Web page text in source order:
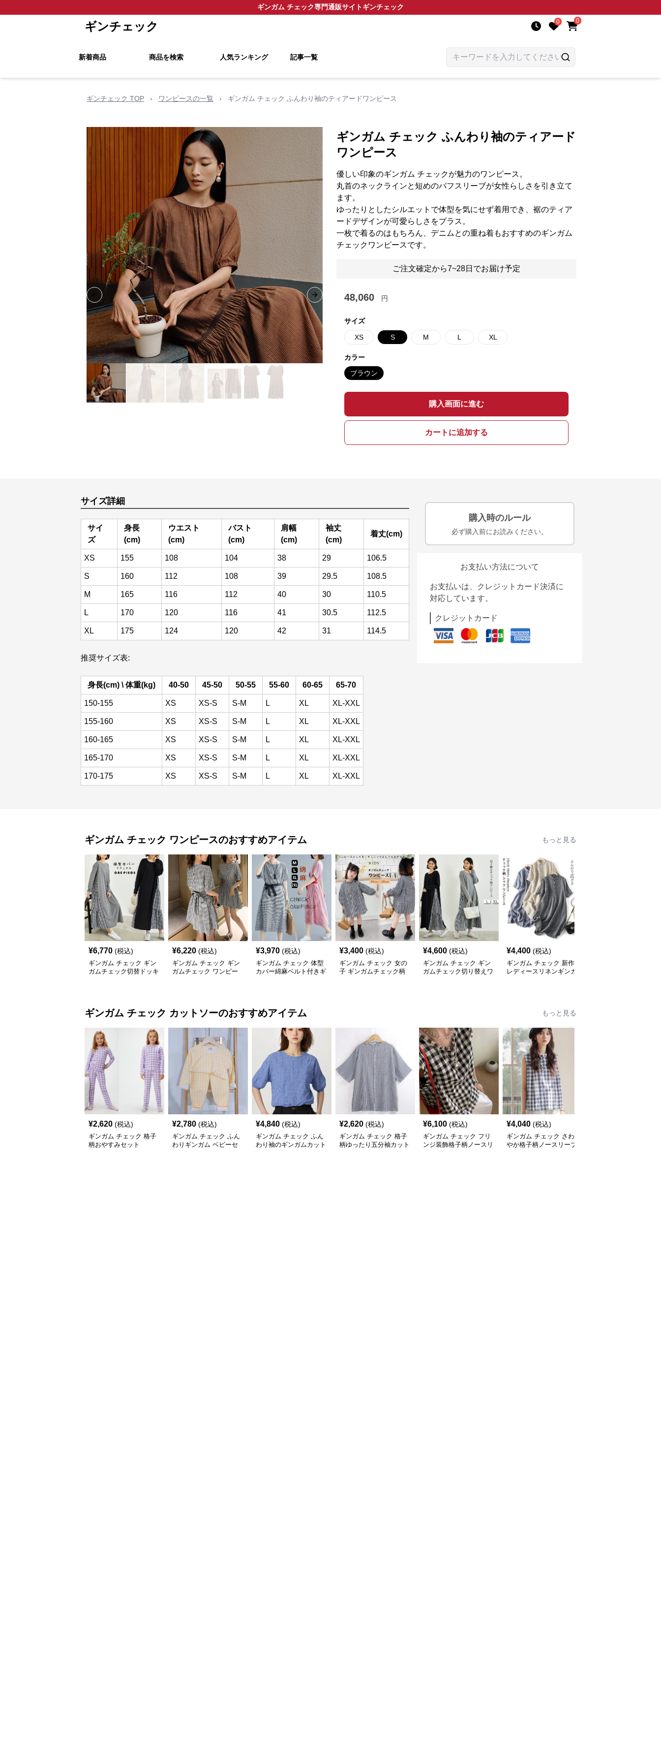
ギンガム チェック専門通販サイトギンチェック
ギンチェック 0 0
新着商品 商品を検索 人気ランキング 記事一覧
ギンチェック TOP › ワンピースの一覧 › ギンガム チェック ふんわり袖のティアードワンピース
Previous slide Next slide
ギンガム チェック ふんわり袖のティアード
ワンピース
優しい印象のギンガム チェックが魅力のワンピース。
丸首のネックラインと短めのパフスリーブが女性らしさを引き立て
ます。
ゆったりとしたシルエットで体型を気にせず着用でき、裾のティア
ードデザインが可愛らしさをプラス。
一枚で着るのはもちろん、デニムとの重ね着もおすすめのギンガム
チェックワンピースです。
ご注文確定から7~28日でお届け予定
48,060 円
サイズ
XS S M L XL
カラー
ブラウン
購入画面に進む
カートに追加する
サイズ詳細
サイ
ズ
身長
(cm)
ウエスト
(cm)
バスト
(cm)
肩幅
(cm)
袖丈
(cm)
着丈(cm)
XS 155 108 104 38 29 106.5
S 160 112 108 39 29.5 108.5
M 165 116 112 40 30 110.5
L 170 120 116 41 30.5 112.5
XL 175 124 120 42 31 114.5
推奨サイズ表:
身長(cm) \ 体重(kg) 40-50 45-50 50-55 55-60 60-65 65-70
150-155 XS XS-S S-M L XL XL-XXL
155-160 XS XS-S S-M L XL XL-XXL
160-165 XS XS-S S-M L XL XL-XXL
165-170 XS XS-S S-M L XL XL-XXL
170-175 XS XS-S S-M L XL XL-XXL
購入時のルール
必ず購入前にお読みください。
お支払い方法について
お支払いは、クレジットカード決済に
対応しています。
クレジットカード
ギンガム チェック ワンピースのおすすめアイテム もっと見る
¥6,770 (税込)
ギンガム チェック ギン
ガムチェック切替ドッキ
¥6,220 (税込)
ギンガム チェック ギン
ガムチェック ワンピー
¥3,970 (税込)
ギンガム チェック 体型
カバー綿麻ベルト付きギ
¥3,400 (税込)
ギンガム チェック 女の
子 ギンガムチェック柄
¥4,600 (税込)
ギンガム チェック ギン
ガムチェック切り替えワ
¥4,400 (税込)
ギンガム チェック 新作
レディースリネンギンガ
ギンガム チェック カットソーのおすすめアイテム もっと見る
¥2,620 (税込)
ギンガム チェック 格子
柄おやすみセット
¥2,780 (税込)
ギンガム チェック ふん
わりギンガム ベビーセ
¥4,840 (税込)
ギンガム チェック ふん
わり袖のギンガムカット
¥2,620 (税込)
ギンガム チェック 格子
柄ゆったり五分袖カット
¥6,100 (税込)
ギンガム チェック フリ
ンジ装飾格子柄ノースリ
¥4,040 (税込)
ギンガム チェック さわ
やか格子柄ノースリーブ